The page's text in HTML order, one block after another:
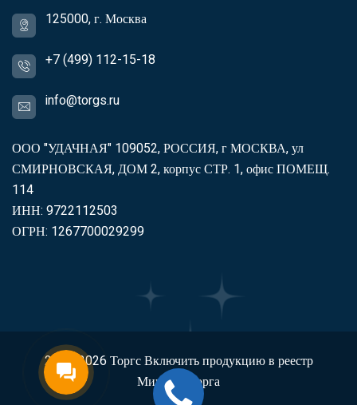
125000, г. Москва
+7 (499) 112-15-18
info@torgs.ru
ООО "УДАЧНАЯ" 109052, РОССИЯ, г МОСКВА, ул
СМИРНОВСКАЯ, ДОМ 2, корпус СТР. 1, офис ПОМЕЩ.
114
ИНН: 9722112503
ОГРН: 1267700029299
2007-2026ТоргсВключить продукцию в реестр
Минпромторга